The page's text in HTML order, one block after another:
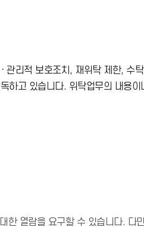
관리적 보호조치, 재위탁 제한, 수
하고 있습니다. 위탁업무의 내용
한 열람을 요구할 수 있습니다.